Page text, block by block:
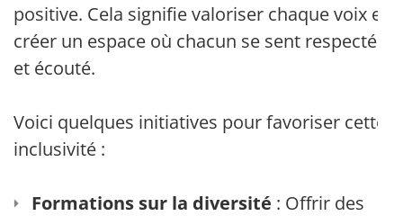
positive. Cela signifie valoriser chaque voix et
créer un espace où chacun se sent respecté
et écouté.
Voici quelques initiatives pour favoriser cette
inclusivité :
Formations sur la diversité : Offrir des